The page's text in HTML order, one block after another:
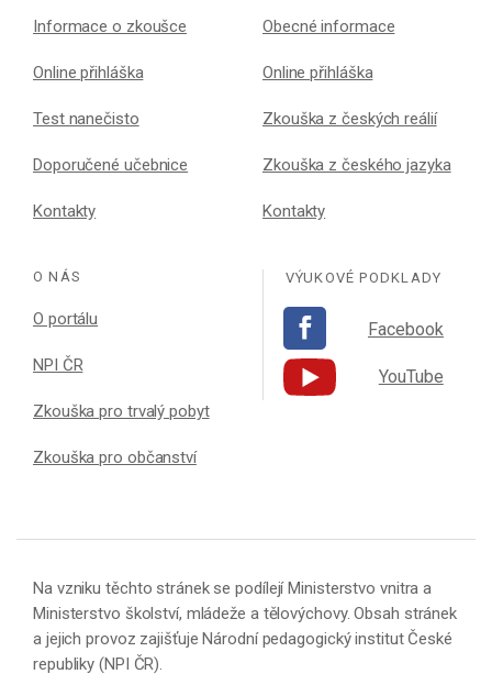
Informace o zkoušce
Online přihláška
Test nanečisto
Doporučené učebnice
Kontakty
Obecné informace
Online přihláška
Zkouška z českých reálií
Zkouška z českého jazyka
Kontakty
O NÁS
O portálu
NPI ČR
Zkouška pro trvalý pobyt
Zkouška pro občanství
VÝUKOVÉ PODKLADY
Facebook
YouTube
Na vzniku těchto stránek se podílejí Ministerstvo vnitra a
Ministerstvo školství, mládeže a tělovýchovy. Obsah stránek
a jejich provoz zajišťuje Národní pedagogický institut České
republiky (NPI ČR).